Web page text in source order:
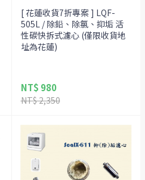
[ 花蓮收貨7折專案 ] LQF-
505L / 除鉛、除氯、抑垢 活
性碳快拆式濾心 (僅限收貨地
址為花蓮)
NT$ 980
NT$ 2,350